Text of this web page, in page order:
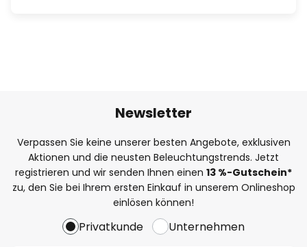
Newsletter
Verpassen Sie keine unserer besten Angebote, exklusiven
Aktionen und die neusten Beleuchtungstrends. Jetzt
registrieren und wir senden Ihnen einen 13 %-Gutschein*
zu, den Sie bei Ihrem ersten Einkauf in unserem Onlineshop
einlösen können!
Privatkunde Unternehmen